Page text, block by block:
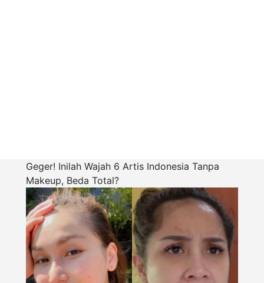
Geger! Inilah Wajah 6 Artis Indonesia Tanpa
Makeup, Beda Total?